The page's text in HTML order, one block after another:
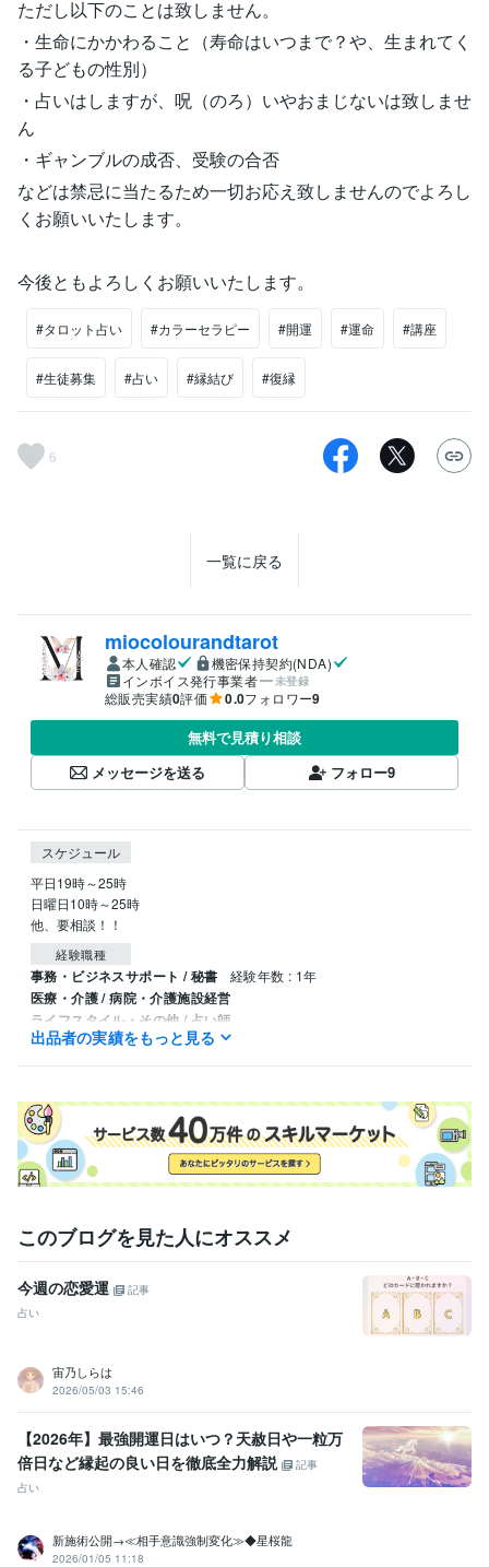
ただし以下のことは致しません。
・生命にかかわること（寿命はいつまで？や、生まれてく
る子どもの性別）
・占いはしますが、呪（のろ）いやおまじないは致しませ
ん
・ギャンブルの成否、受験の合否
などは禁忌に当たるため一切お応え致しませんのでよろし
くお願いいたします。
今後ともよろしくお願いいたします。
#タロット占い #カラーセラピー #開運 #運命 #講座
#生徒募集 #占い #縁結び #復縁
6
一覧に戻る
miocolourandtarot
本人確認
機密保持契約(NDA)
インボイス発行事業者
未登録
総販売実績0評価 0.0フォロワー9
無料で見積り相談
メッセージを送る
フォロー9
スケジュール
平日19時～25時
日曜日10時～25時
他、要相談！！
経験職種
事務・ビジネスサポート / 秘書 経験年数 : 1年
医療・介護 / 病院・介護施設経営
ライフスタイル・その他 / 占い師
ライフスタイル・その他 / 講師・インストラクター
ライフスタイル・その他 / シェフ・パティシエ
経験年数 : 10年
得意分野
占い カラット診断(カラーセラピー×タロット) カラーセラピー タロ
ット占い
遠隔レイキヒーリング 遠隔フェアリーレイキヒーリング
魂のクリアリング
色彩筆跡診断(カラーセラピー×筆跡診断) 筆跡診
断
カラーセラピー
筆跡 電話占い
資産運用・副業の相談 ネットショップ開設
ポート
経営 ビジネス 仕事
販売
出品者の実績をもっと見る
このブログを見た人にオススメ
今週の恋愛運
記事
占い
宙乃しらは
2026/05/03 15:46
【2026年】最強開運日はいつ？天赦日や一粒万
倍日など縁起の良い日を徹底全力解説
記事
占い
新施術公開→≪相手意識強制変化≫◆星桜龍
2026/01/05 11:18